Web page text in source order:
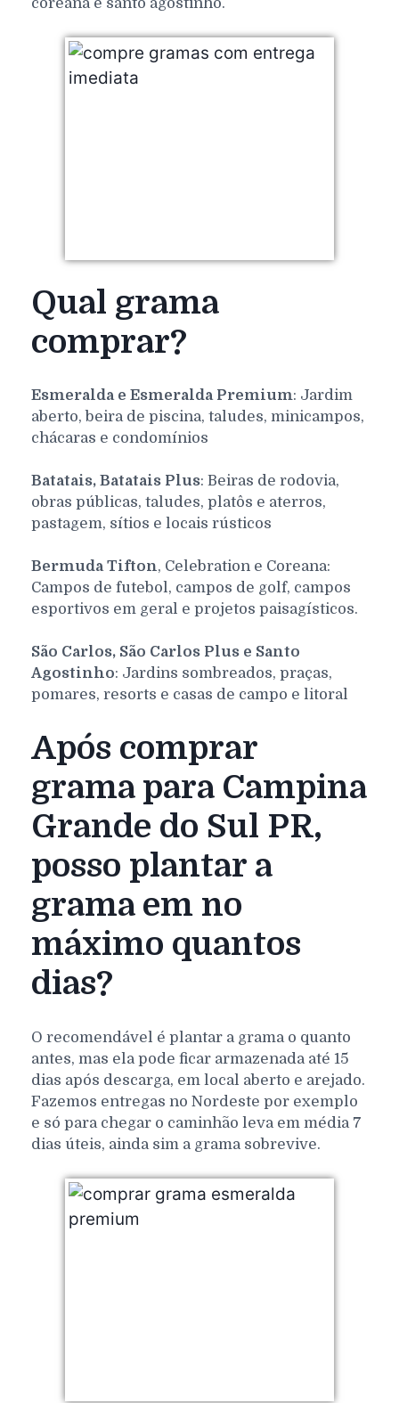
Qual grama
comprar?
Esmeralda e Esmeralda Premium: Jardim
aberto, beira de piscina, taludes, minicampos,
chácaras e condomínios
Batatais, Batatais Plus: Beiras de rodovia,
obras públicas, taludes, platôs e aterros,
pastagem, sítios e locais rústicos
Bermuda Tifton, Celebration e Coreana:
Campos de futebol, campos de golf, campos
esportivos em geral e projetos paisagísticos.
São Carlos, São Carlos Plus e Santo
Agostinho: Jardins sombreados, praças,
pomares, resorts e casas de campo e litoral
Após comprar
grama para Campina
Grande do Sul PR,
posso plantar a
grama em no
máximo quantos
dias?
O recomendável é plantar a grama o quanto
antes, mas ela pode ficar armazenada até 15
dias após descarga, em local aberto e arejado.
Fazemos entregas no Nordeste por exemplo
e só para chegar o caminhão leva em média 7
dias úteis, ainda sim a grama sobrevive.